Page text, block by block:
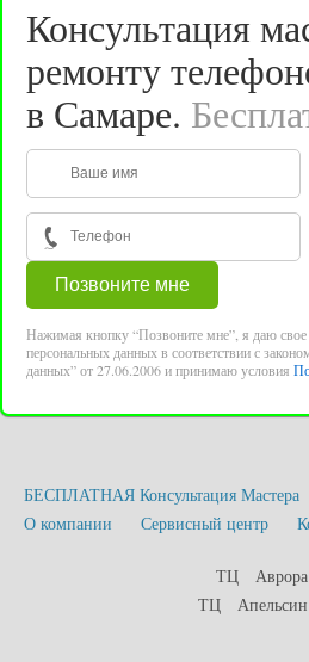
Консультация
ремонту
в Самаре.
Нажимая кнопку “Позвоните мне”, я даю свое
персональных данных в соответствии с
данных” от 27.06.2006 и принимаю условия
БЕСПЛАТНАЯ Консультация Мастера
О компании
Сервисный центр
ТЦ Аврора
ТЦ Апельсин